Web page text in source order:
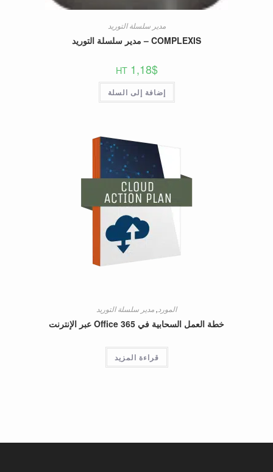
مدير سلسلة التوريد
COMPLEXIS – مدير سلسلة التوريد
1,18$
HT
إضافة إلى السلة
المورد , مدير سلسلة التوريد
خطة العمل السحابية في Office 365 عبر الإنترنت
قراءة المزيد